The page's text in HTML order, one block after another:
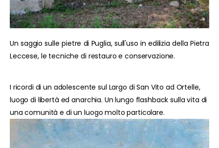
Un saggio sulle pietre di Puglia, sull'uso in edilizia della Pietra
Leccese, le tecniche di restauro e conservazione.
I ricordi di un adolescente sul Largo di San Vito ad Ortelle,
luogo di libertà ed anarchia. Un lungo flashback sulla vita di
una comunità e di un luogo molto particolare.